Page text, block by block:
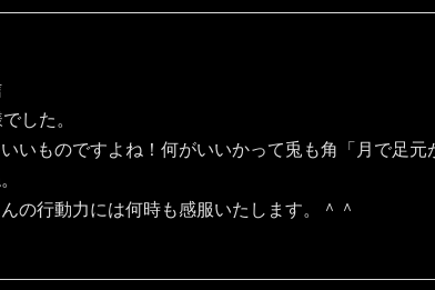
した。
いものですよね！何がいいかって兎も角「月で足元
の行動力には何時も感服いたします。＾＾